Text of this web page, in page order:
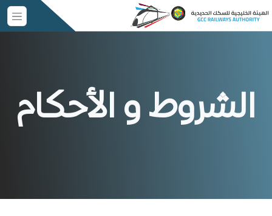
الشروط و الأحكام